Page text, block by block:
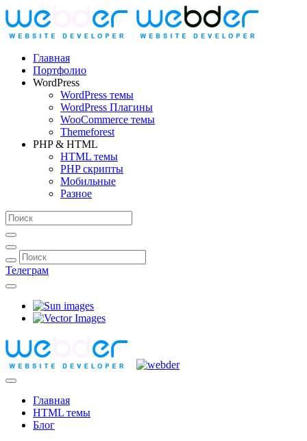
Главная
Портфолио
WordPress
WordPress темы
WordPress Плагины
WooCommerce темы
Themeforest
PHP & HTML
HTML темы
PHP скрипты
Мобильные
Разное
Телеграм
Главная
HTML темы
Блог